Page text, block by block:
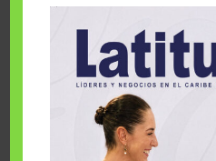
Cuando la solidaridad
sueños Fairmont